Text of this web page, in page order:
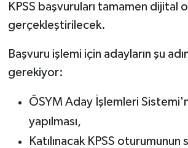
KPSS başvuruları tamamen dijital
gerçekleştirilecek.
Başvuru işlemi için adayların şu
gerekiyor:
ÖSYM Aday İşlemleri
yapılması,
Katılınacak KPSS oturumunun